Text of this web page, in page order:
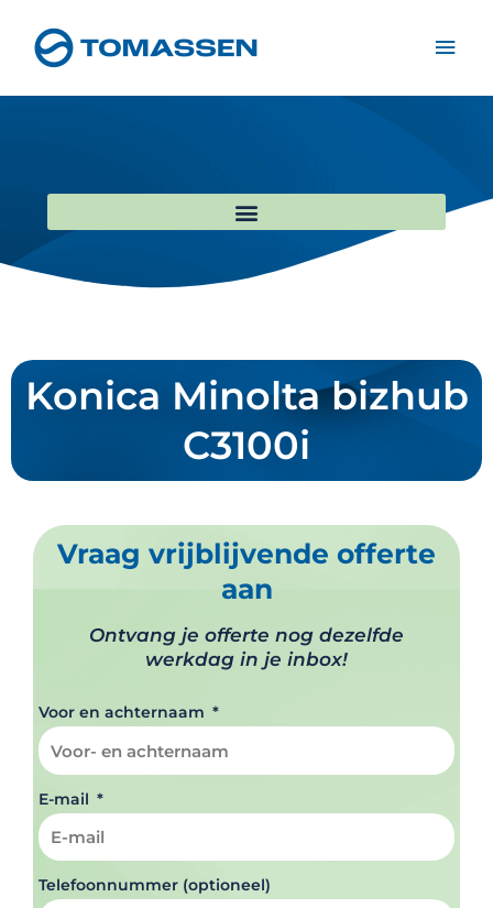
naar
inhoud
Konica Minolta bizhub
C3100i
Vraag vrijblijvende offerte
aan
Ontvang je offerte nog dezelfde
werkdag in je inbox!
Voor en achternaam
E-mail
Telefoonnummer (optioneel)